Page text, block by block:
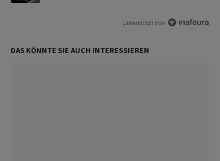
Unterstützt von
DAS KÖNNTE SIE AUCH INTERESSIEREN